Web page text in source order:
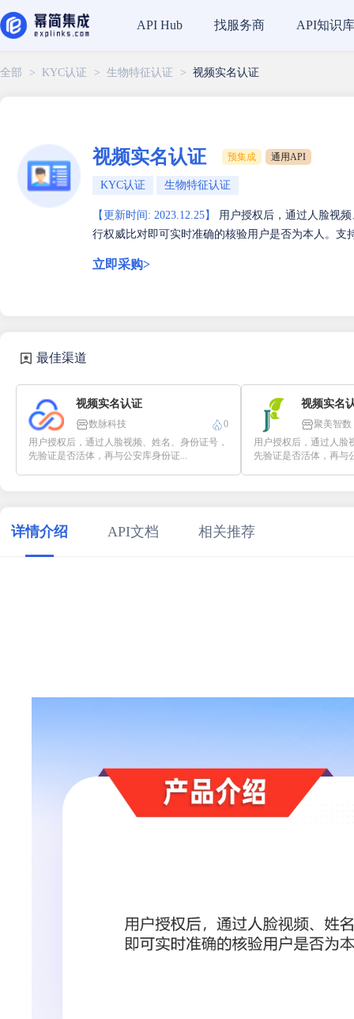
全部 > KYC认证 > 生物特征认证 > 视频实名认证
视频实名认证 预集成 通用API
KYC认证 生物特征认证
【更新时间: 2023.12.25】
用户授权后，通过人脸视
行权威比对即可实时准确的核验用户是否为本人。
立即采购>
最佳渠道
视频实名认证
数脉科技
0
用户授权后，通过人脸视频、姓名、身份证号，
先验证是否活体，再与公安库身份证...
视频实名
聚美智数
用户授权后，通过人脸
先验证是否活体，再与
详情介绍 API文档 相关推荐
API Hub 找服务商 API知识库